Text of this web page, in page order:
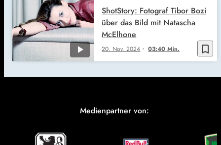
bookmark_border
20. Nov. 2024 03:40 Min.
ShotStory: Fotograf Tibor Bozi
über das Bild mit Natascha
McElhone
Medienpartner von: